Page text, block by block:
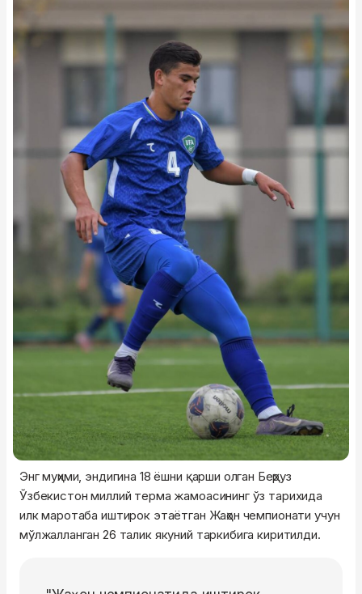
Энг муҳими, эндигина 18 ёшни қарши олган Беҳруз
Ўзбекистон миллий терма жамоасининг ўз тарихида
илк маротаба иштирок этаётган Жаҳон чемпионати учун
мўлжалланган 26 талик якуний таркибига киритилди.